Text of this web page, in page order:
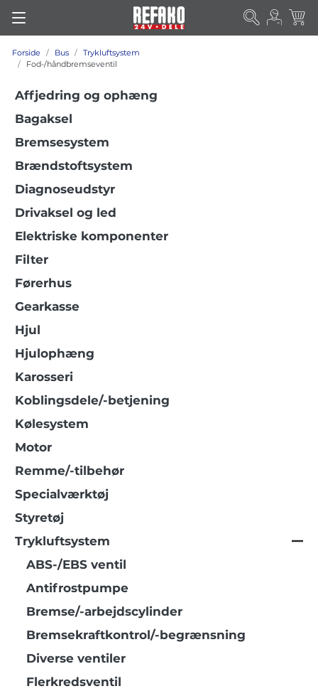
Forside Bus
Trykluftsystem
Fod-/håndbremseventil
Affjedring og ophæng
Bagaksel
Bremsesystem
Brændstoftsystem
Diagnoseudstyr
Drivaksel og led
Elektriske komponenter
Filter
Førerhus
Gearkasse
Hjul
Hjulophæng
Karosseri
Koblingsdele/-betjening
Kølesystem
Motor
Remme/-tilbehør
Specialværktøj
Styretøj
Trykluftsystem
ABS-/EBS ventil
Antifrostpumpe
Bremse/-arbejdscylinder
Bremsekraftkontrol/-begrænsning
Diverse ventiler
Flerkredsventil